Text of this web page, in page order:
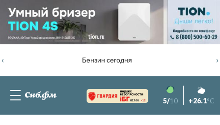
Бензин сегодня
‹ ›
82.76% -1.2 5/10 +26.1°C